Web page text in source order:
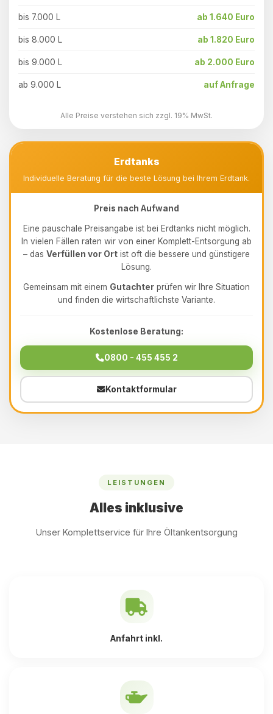
bis 7.000 L ab 1.640 Euro
bis 8.000 L ab 1.820 Euro
bis 9.000 L ab 2.000 Euro
ab 9.000 L auf Anfrage
Alle Preise verstehen sich zzgl. 19% MwSt.
Erdtanks
Individuelle Beratung für die beste Lösung bei Ihrem Erdtank.
Preis nach Aufwand
Eine pauschale Preisangabe ist bei Erdtanks nicht möglich.
In vielen Fällen raten wir von einer Komplett-Entsorgung ab
– das Verfüllen vor Ort ist oft die bessere und günstigere
Lösung.
Gemeinsam mit einem Gutachter prüfen wir Ihre Situation
und finden die wirtschaftlichste Variante.
Kostenlose Beratung:
0800 - 455 455 2
Kontaktformular
LEISTUNGEN
Alles inklusive
Unser Komplettservice für Ihre Öltankentsorgung
Anfahrt inkl.